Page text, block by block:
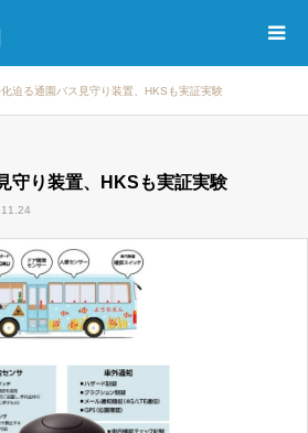
迫る通園バス見守り装置、HKSも実証実験
守り装置、HKSも実証実験